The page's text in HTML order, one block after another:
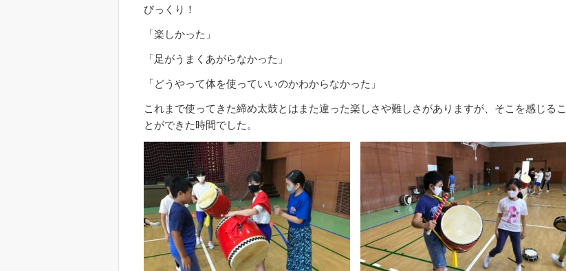
びっくり！
「楽しかった」
「足がうまくあがらなかった」
「どうやって体を使っていいのかわからなかった」
これまで使ってきた締め太鼓とはまた違った楽しさや難しさがありますが、そこを感じるこ
とができた時間でした。